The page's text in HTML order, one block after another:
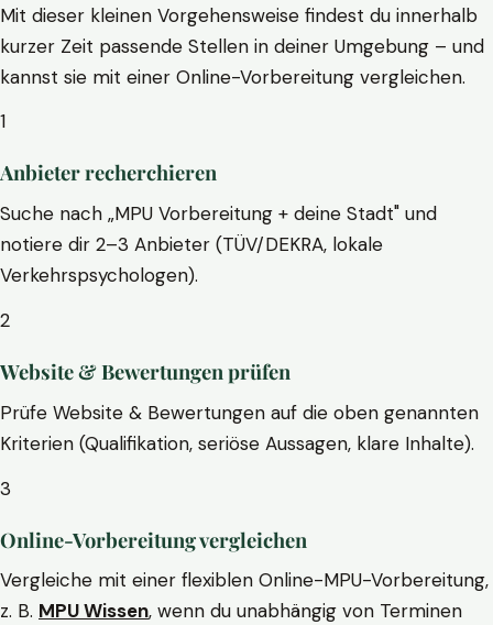
Mit dieser kleinen Vorgehensweise findest du innerhalb
kurzer Zeit passende Stellen in deiner Umgebung – und
kannst sie mit einer Online-Vorbereitung vergleichen.
1
Anbieter recherchieren
Suche nach „MPU Vorbereitung + deine Stadt" und
notiere dir 2–3 Anbieter (TÜV/DEKRA, lokale
Verkehrspsychologen).
2
Website & Bewertungen prüfen
Prüfe Website & Bewertungen auf die oben genannten
Kriterien (Qualifikation, seriöse Aussagen, klare Inhalte).
3
Online-Vorbereitung vergleichen
Vergleiche mit einer flexiblen Online-MPU-Vorbereitung,
z. B. MPU Wissen, wenn du unabhängig von Terminen